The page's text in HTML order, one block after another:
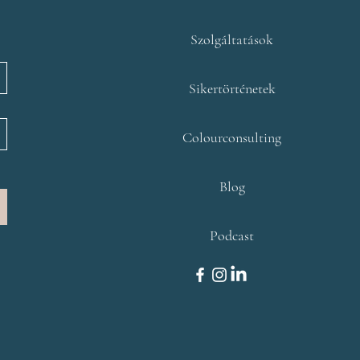
Szolgáltatások
Sikertörténetek
Colourconsulting
Blog
Podcast